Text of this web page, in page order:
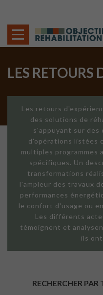
LES RETOURS
Les retours
des solutions de
s'appuyant sur des
d'opérations listées
multiples
spécifiques. Un
transformations
l'ampleur des travaux
performances
le confort d'usage ou
Les différents
témoignent et
ils
RECHERCHER